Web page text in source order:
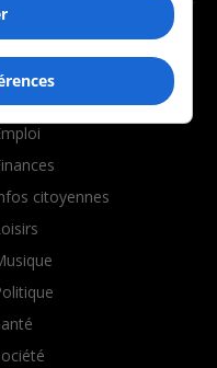
de vivre
être
citoyennes